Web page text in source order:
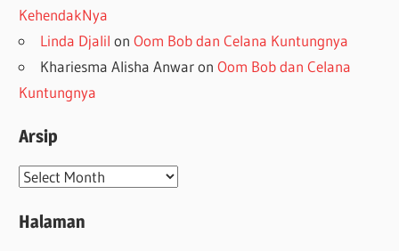
KehendakNya
Linda Djalil onOom Bob dan Celana Kuntungnya
Khariesma Alisha AnwaronOom Bob dan Celana
Kuntungnya
Arsip
Arsip
Halaman